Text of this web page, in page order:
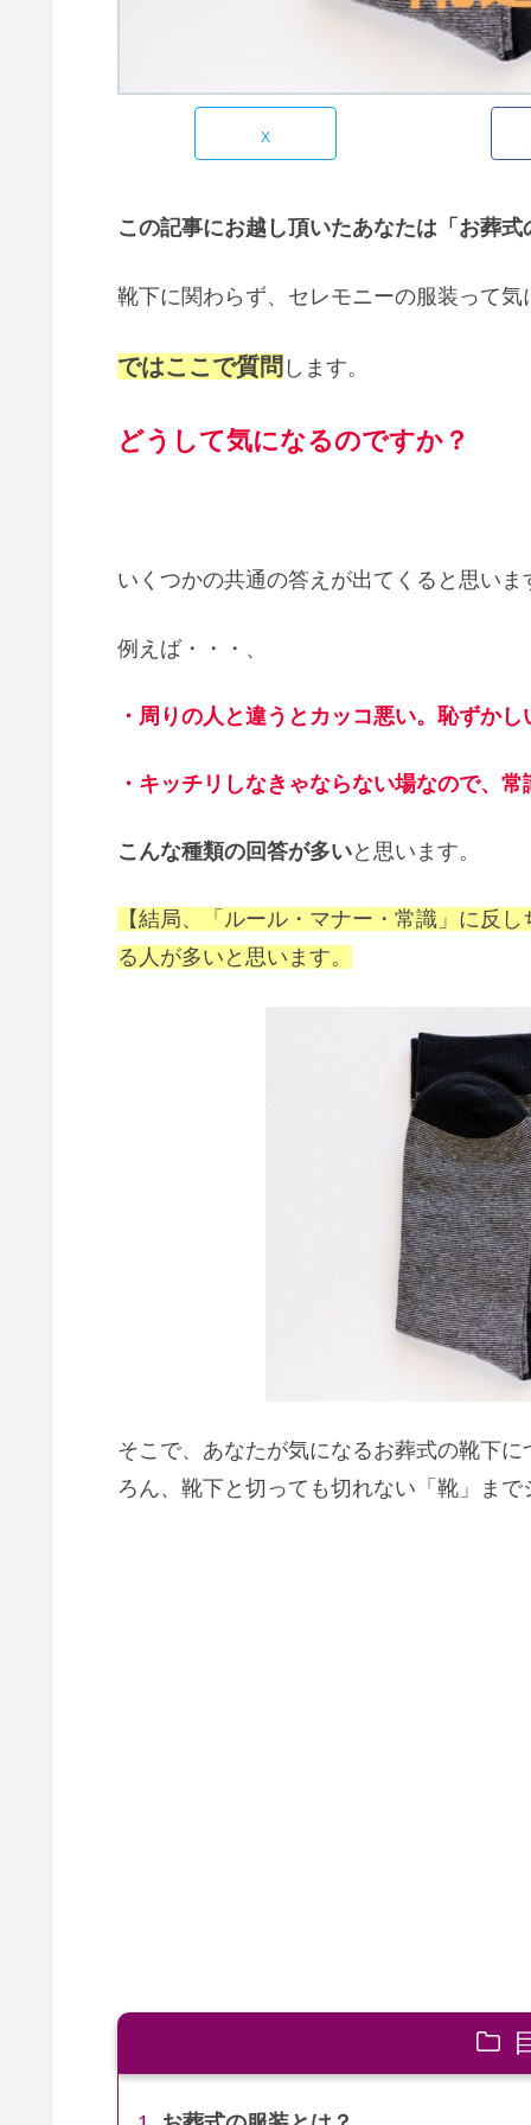
X
この記事にお越し頂いたあなたは「お葬
靴下に関わらず、セレモニーの服装って気
ではここで質問 します。
どうして気になるのですか？
いくつかの共通の答えが出てくると思いま
例えば・・・、
・周りの人と違うとカッコ悪い。恥ずかし
・キッチリしなきゃならない場なので、
こんな種類の回答が多いと思います。
【結局、「ルール・マナー・常識」に反
る人が多いと思います。
そこで、あなたが気になるお葬式の靴下
ろん、靴下と切っても切れない「靴」ま